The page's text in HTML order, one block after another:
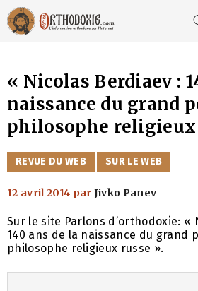
Aller
au
contenu
« Nicolas Berdiaev :
naissance du grand
philosophe religieux
CATÉGORIES
REVUE DU WEB SUR LE WEB
12 avril 2014 par Jivko Panev
Sur le site Parlons d’orthodoxie: «
140 ans de la naissance du grand
philosophe religieux russe ».